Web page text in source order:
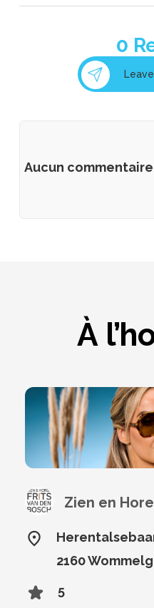
0
Aucun
À
2160
5